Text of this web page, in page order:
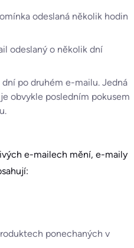
odeslaná několik hodin
odeslaný o několik dní
po druhém e-mailu. Jedná
obvykle posledním pokusem
e-mailech mění, e-maily
ponechaných v